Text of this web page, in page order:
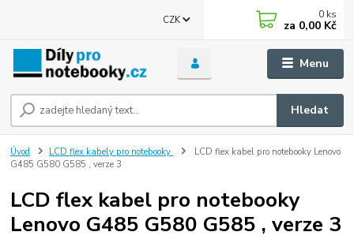
Menu
CZK
Hledat
0 ks
za 0,00 Kč
Úvod LCD flex kabely pro notebooky
LCD flex kabel pro notebooky Lenovo
G485 G580 G585 , verze 3
LCD flex kabel pro notebooky
Lenovo G485 G580 G585 , verze 3